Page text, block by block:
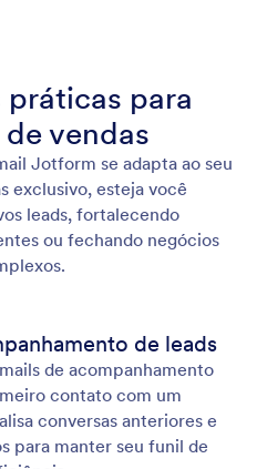
para
vendas
Jotform se adapta ao seu
exclusivo, esteja você
leads, fortalecendo
ou fechando negócios
de leads
de acompanhamento
contato com um
conversas anteriores e
para manter seu funil de